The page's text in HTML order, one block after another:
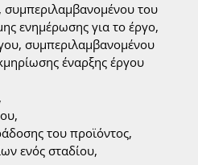
συμπεριλαμβανομένου του
ενημέρωσης για το έργο,
συμπεριλαμβανομένου
έναρξης έργου
του προϊόντος,
ενός σταδίου,